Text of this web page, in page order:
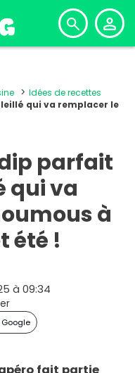
Idées de recettes
qui va remplacer le
parfait
qui va
à
été !
à 09:34
fait partie